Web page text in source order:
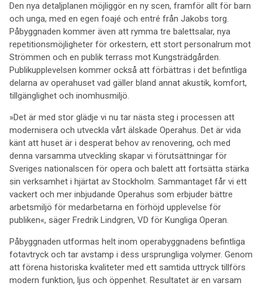
Den nya detaljplanen möjliggör en ny scen, framför allt för barn
och unga, med en egen foajé och entré från Jakobs torg.
Påbyggnaden kommer även att rymma tre balettsalar, nya
repetitionsmöjligheter för orkestern, ett stort personalrum mot
Strömmen och en publik terrass mot Kungsträdgården.
Publikupplevelsen kommer också att förbättras i det befintliga
delarna av operahuset vad gäller bland annat akustik, komfort,
tillgänglighet och inomhusmiljö.
»Det är med stor glädje vi nu tar nästa steg i processen att
modernisera och utveckla vårt älskade Operahus. Det är vida
känt att huset är i desperat behov av renovering, och med
denna varsamma utveckling skapar vi förutsättningar för
Sveriges nationalscen för opera och balett att fortsätta stärka
sin verksamhet i hjärtat av Stockholm. Sammantaget får vi ett
vackert och mer inbjudande Operahus som erbjuder bättre
arbetsmiljö för medarbetarna en förhöjd upplevelse för
publiken«, säger Fredrik Lindgren, VD för Kungliga Operan.
Påbyggnaden utformas helt inom operabyggnadens befintliga
fotavtryck och tar avstamp i dess ursprungliga volymer. Genom
att förena historiska kvaliteter med ett samtida uttryck tillförs
modern funktion, ljus och öppenhet. Resultatet är en varsam